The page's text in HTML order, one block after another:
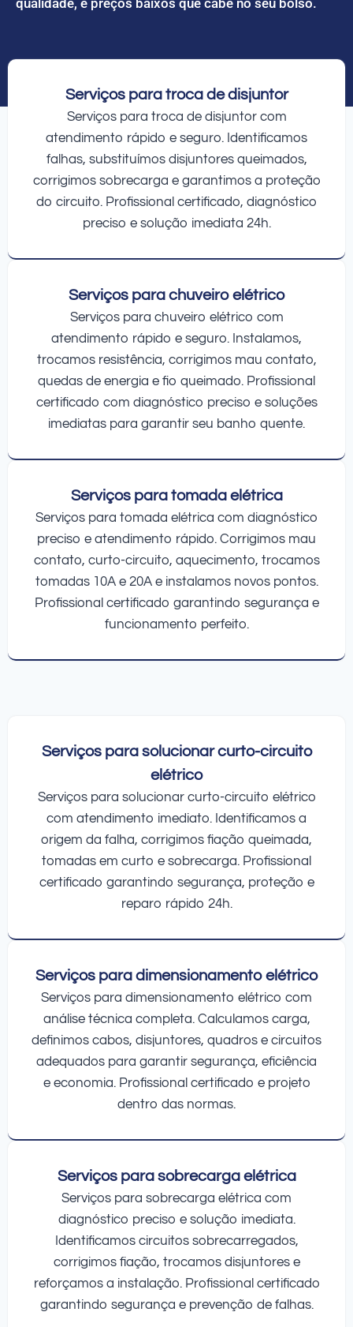
Serviços para troca de disjuntor
Serviços para troca de disjuntor com
atendimento rápido e seguro. Identificamos
falhas, substituímos disjuntores queimados,
corrigimos sobrecarga e garantimos a proteção
do circuito. Profissional certificado, diagnóstico
preciso e solução imediata 24h.
Serviços para chuveiro elétrico
Serviços para chuveiro elétrico com
atendimento rápido e seguro. Instalamos,
trocamos resistência, corrigimos mau contato,
quedas de energia e fio queimado. Profissional
certificado com diagnóstico preciso e soluções
imediatas para garantir seu banho quente.
Serviços para tomada elétrica
Serviços para tomada elétrica com diagnóstico
preciso e atendimento rápido. Corrigimos mau
contato, curto-circuito, aquecimento, trocamos
tomadas 10A e 20A e instalamos novos pontos.
Profissional certificado garantindo segurança e
funcionamento perfeito.
Serviços para solucionar curto-circuito
elétrico
Serviços para solucionar curto-circuito elétrico
com atendimento imediato. Identificamos a
origem da falha, corrigimos fiação queimada,
tomadas em curto e sobrecarga. Profissional
certificado garantindo segurança, proteção e
reparo rápido 24h.
Serviços para dimensionamento elétrico
Serviços para dimensionamento elétrico com
análise técnica completa. Calculamos carga,
definimos cabos, disjuntores, quadros e circuitos
adequados para garantir segurança, eficiência
e economia. Profissional certificado e projeto
dentro das normas.
Serviços para sobrecarga elétrica
Serviços para sobrecarga elétrica com
diagnóstico preciso e solução imediata.
Identificamos circuitos sobrecarregados,
corrigimos fiação, trocamos disjuntores e
reforçamos a instalação. Profissional certificado
garantindo segurança e prevenção de falhas.